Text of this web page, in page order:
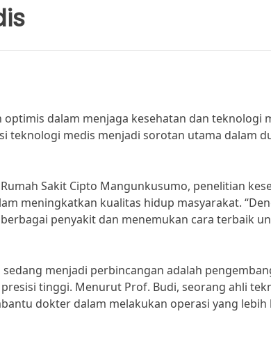
dalam menjaga kesehatan dan teknologi
teknologi medis menjadi sorotan utama dalam
Sakit Cipto Mangunkusumo, penelitian
meningkatkan kualitas hidup masyarakat.
penyakit dan menemukan cara terbaik
menjadi perbincangan adalah
tinggi. Menurut Prof. Budi, seorang ahli
dokter dalam melakukan operasi yang lebih